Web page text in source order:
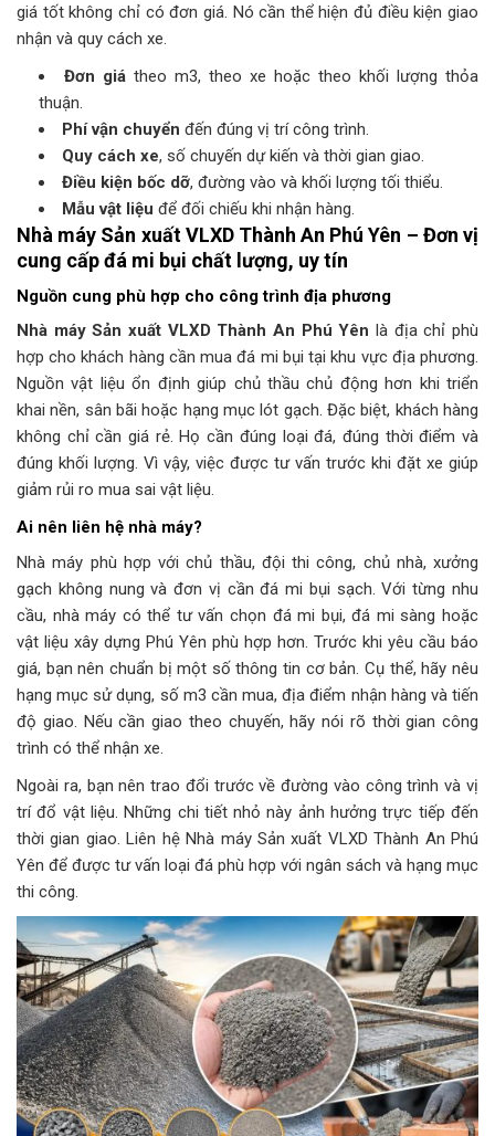
giá tốt không chỉ có đơn giá. Nó cần thể hiện đủ điều kiện giao
nhận và quy cách xe.
Đơn giá theo m3, theo xe hoặc theo khối lượng thỏa
thuận.
Phí vận chuyển đến đúng vị trí công trình.
Quy cách xe, số chuyến dự kiến và thời gian giao.
Điều kiện bốc dỡ, đường vào và khối lượng tối thiểu.
Mẫu vật liệu để đối chiếu khi nhận hàng.
Nhà máy Sản xuất VLXD Thành An Phú Yên – Đơn vị
cung cấp đá mi bụi chất lượng, uy tín
Nguồn cung phù hợp cho công trình địa phương
Nhà máy Sản xuất VLXD Thành An Phú Yên là địa chỉ phù
hợp cho khách hàng cần mua đá mi bụi tại khu vực địa phương.
Nguồn vật liệu ổn định giúp chủ thầu chủ động hơn khi triển
khai nền, sân bãi hoặc hạng mục lót gạch. Đặc biệt, khách hàng
không chỉ cần giá rẻ. Họ cần đúng loại đá, đúng thời điểm và
đúng khối lượng. Vì vậy, việc được tư vấn trước khi đặt xe giúp
giảm rủi ro mua sai vật liệu.
Ai nên liên hệ nhà máy?
Nhà máy phù hợp với chủ thầu, đội thi công, chủ nhà, xưởng
gạch không nung và đơn vị cần đá mi bụi sạch. Với từng nhu
cầu, nhà máy có thể tư vấn chọn đá mi bụi, đá mi sàng hoặc
vật liệu xây dựng Phú Yên phù hợp hơn. Trước khi yêu cầu báo
giá, bạn nên chuẩn bị một số thông tin cơ bản. Cụ thể, hãy nêu
hạng mục sử dụng, số m3 cần mua, địa điểm nhận hàng và tiến
độ giao. Nếu cần giao theo chuyến, hãy nói rõ thời gian công
trình có thể nhận xe.
Ngoài ra, bạn nên trao đổi trước về đường vào công trình và vị
trí đổ vật liệu. Những chi tiết nhỏ này ảnh hưởng trực tiếp đến
thời gian giao. Liên hệ Nhà máy Sản xuất VLXD Thành An Phú
Yên để được tư vấn loại đá phù hợp với ngân sách và hạng mục
thi công.